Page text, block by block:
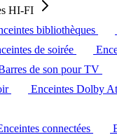
HI-FI
bibliothèques
de soirée
de son pour TV
Enceintes Dolby
connectées